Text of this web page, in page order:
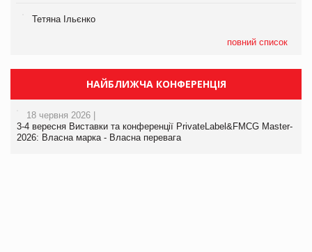
Тетяна Ільєнко
повний список
НАЙБЛИЖЧА КОНФЕРЕНЦІЯ
18 червня 2026 |
3-4 вересня Виставки та конференції PrivateLabel&FMCG Master-
2026: Власна марка - Власна перевага